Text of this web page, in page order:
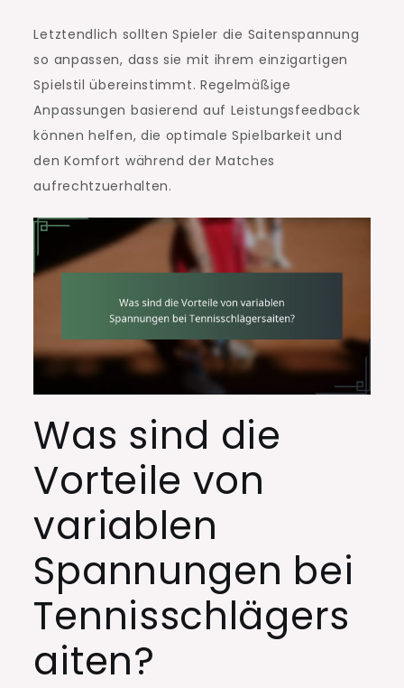
Letztendlich sollten Spieler die Saitenspannung
so anpassen, dass sie mit ihrem einzigartigen
Spielstil übereinstimmt. Regelmäßige
Anpassungen basierend auf Leistungsfeedback
können helfen, die optimale Spielbarkeit und
den Komfort während der Matches
aufrechtzuerhalten.
Was sind die
Vorteile von
variablen
Spannungen bei
Tennisschlägers
aiten?